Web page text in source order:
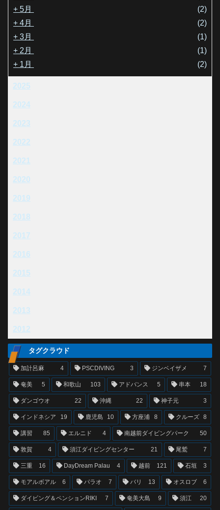
+ 5月
(2)
+ 4月
(2)
+ 3月
(1)
+ 2月
(1)
+ 1月 (2)
2025
2024
2023
2022
2021
2020
2019
2018
2017
2016
2015
2014
2013
2012
タグクラウド
加計呂麻 4 PSCDIVING 3 ジンベイザメ 7
奄美 5 和歌山 103 アドバンス 5 串本 18
ダンゴウオ 22 沖縄 22 神子元 3
インドネシア 19 鹿児島 10 方座浦 8 クルーズ 8
講習 85 エルニド 4 南越前ダイビングパーク 50
敦賀 4 須江ダイビングセンター 21 尾鷲 7
三重 16 DayDream Palau 4 越前 121 石垣 3
モアルボアル 6 パラオ 7 バリ 13 オスロブ 6
ダイビング＆ペンションRIKI 7 奄美大島 9 須江 20